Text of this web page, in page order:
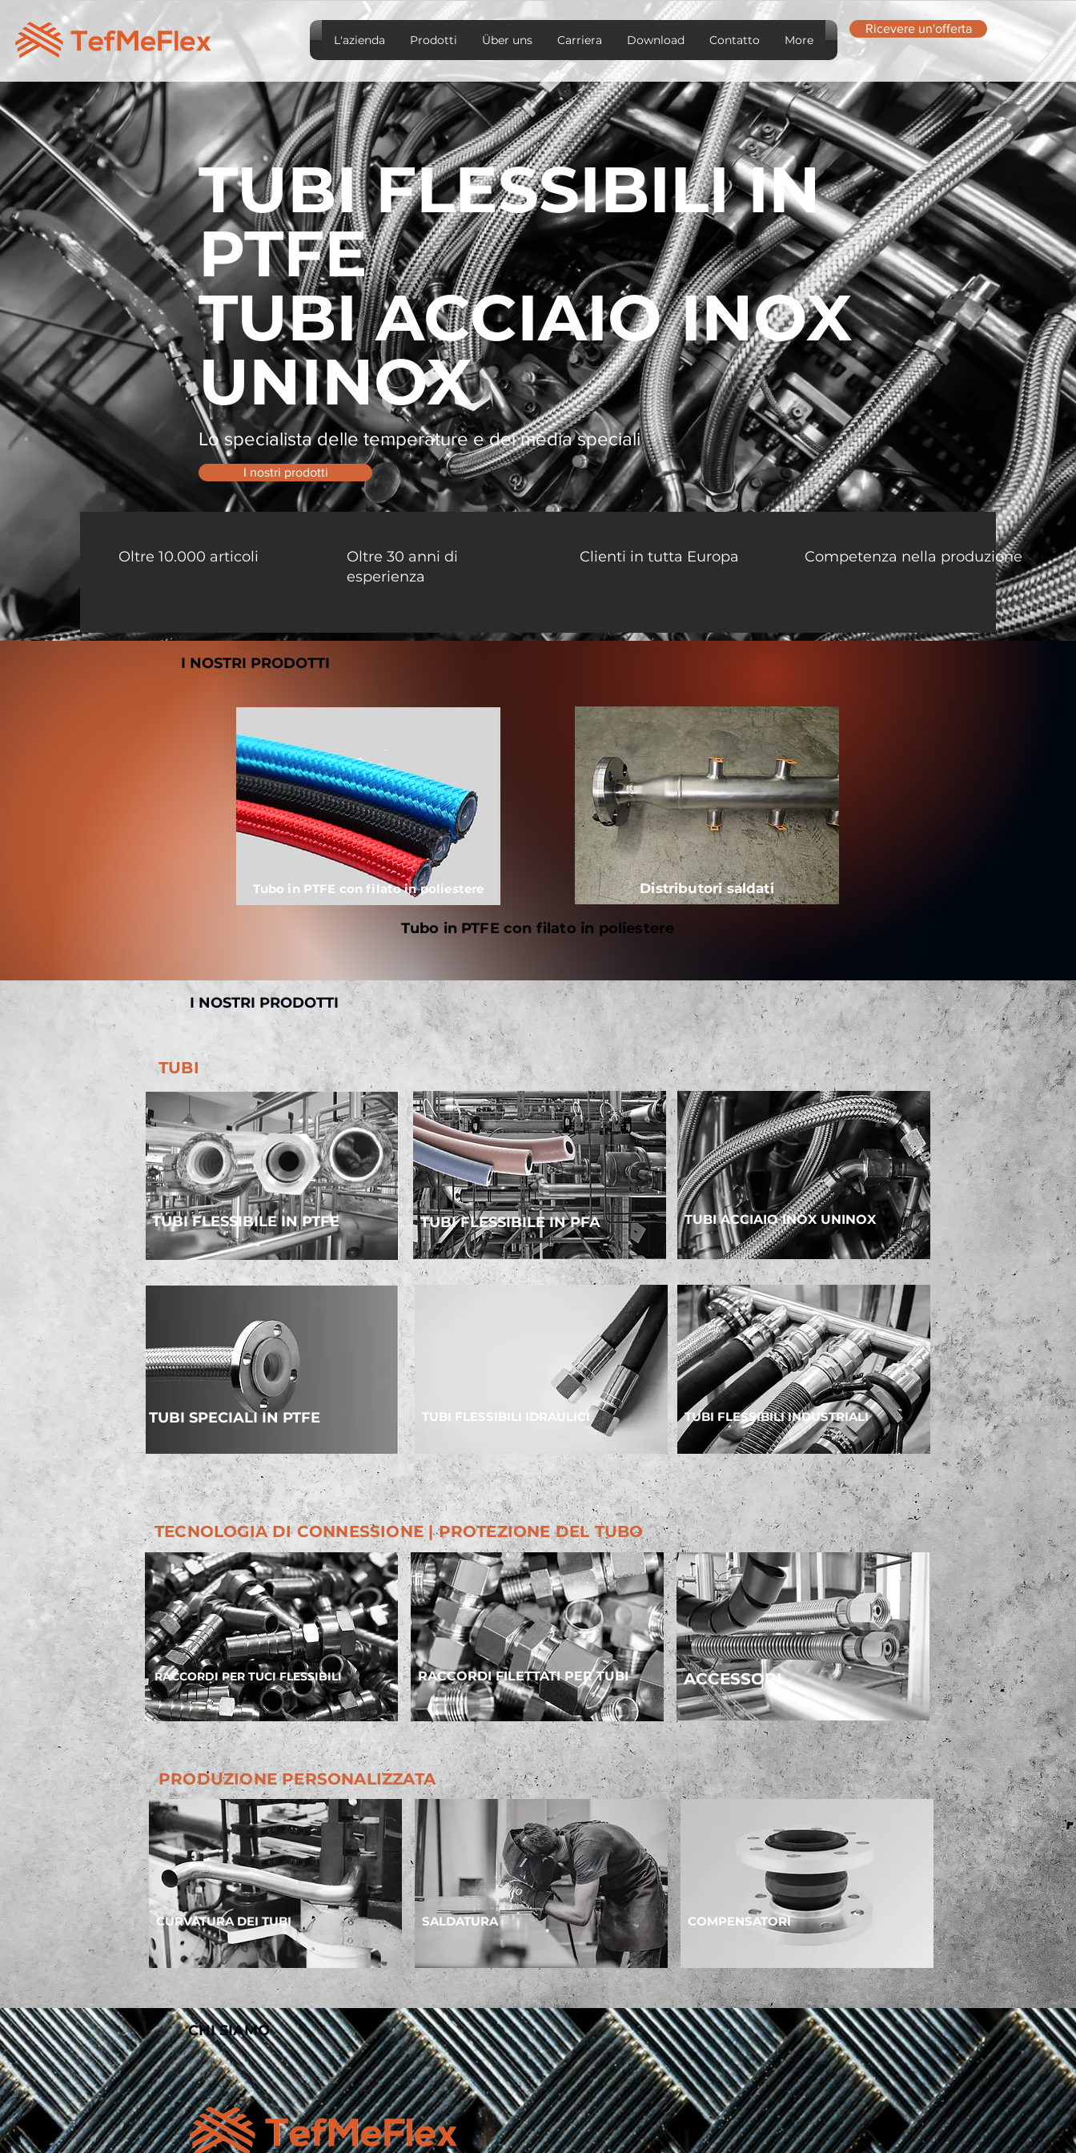
L'azienda Prodotti Über uns Carriera Download Contatto More
Ricevere un'offerta
TUBI FLESSIBILI IN
PTFE
TUBI ACCIAIO INOX
UNINOX
Lo specialista delle temperature e dei media speciali
I nostri prodotti
Oltre 10.000 articoli
Oltre 30 anni di
esperienza
Clienti in tutta Europa Competenza nella produzione
I NOSTRI PRODOTTI
Tubo in PTFE con filato in poliestere Distributori saldati
Tubo in PTFE con filato in poliestere
I NOSTRI PRODOTTI
TUBI
TUBI FLESSIBILE IN PTFE
TUBI SPECIALI IN PTFE
TUBI FLESSIBILE IN PFA
TUBI FLESSIBILI IDRAULICI
TUBI ACCIAIO INOX UNINOX
TUBI FLESSIBILI INDUSTRIALI
TECNOLOGIA DI CONNESSIONE | PROTEZIONE DEL TUBO
RACCORDI PER TUCI FLESSIBILI RACCORDI FILETTATI PER TUBI ACCESSORI
PRODUZIONE PERSONALIZZATA
CURVATURA DEI TUBI SALDATURA COMPENSATORI
CHI SIAMO